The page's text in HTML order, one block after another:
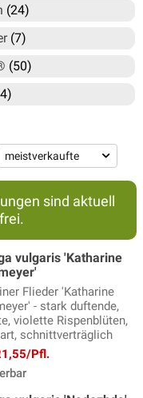
(24)
(7)
(50)
sind aktuell
vulgaris 'Katharine
Flieder 'Katharine
- stark duftende,
violette Rispenblüten,
schnittverträglich
Pfl.